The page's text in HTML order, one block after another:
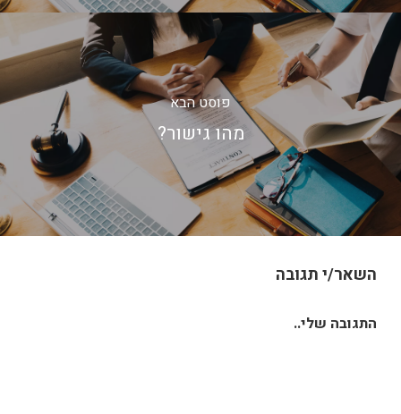
פוסט הבא
מהו גישור?
השאר/י תגובה
התגובה שלי..